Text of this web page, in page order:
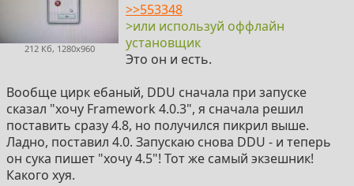
212 Кб, 1280x960
>>553348
>или используй оффлайн
установщик
Это он и есть.
Вообще цирк ебаный, DDU сначала при запуске
сказал "хочу Framework 4.0.3", я сначала решил
поставить сразу 4.8, но получился пикрил выше.
Ладно, поставил 4.0. Запускаю снова DDU - и теперь
он сука пишет "хочу 4.5"! Тот же самый экзешник!
Какого хуя.